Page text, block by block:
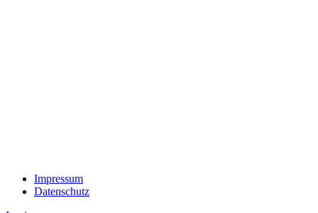
Impressum
Datenschutz